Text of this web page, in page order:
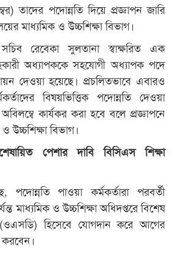
তাদের পদোন্নতি দিয়ে প্রজ্ঞাপন জারি
মাধ্যমিক ও উচ্চশিক্ষা বিভাগ।
রেবেকা সুলতানা স্বাক্ষরিত এক
অধ্যাপককে সহযোগী অধ্যাপক পদে
দেওয়া হয়েছে। প্রচলিতভাবে এবারও
বিষয়ভিত্তিক পদোন্নতি দেওয়া
কার্যকর করা হবে বলে প্রজ্ঞাপনে
উচ্চশিক্ষা বিভাগ।
পেশার দাবি বিসিএস শিক্ষা
পদোন্নতি পাওয়া কর্মকর্তারা পরবর্তী
মাধ্যমিক ও উচ্চশিক্ষা অধিদপ্তরে বিশেষ
(ওএসডি) হিসেবে যোগদান করে আগের
করবেন।